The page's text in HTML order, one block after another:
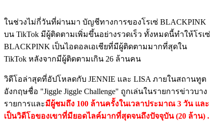
ในช่วงไม่กี่วันที่ผ่านมา บัญชีทางการของโรเซ่ BLACKPINK
บน TikTok มีผู้ติดตามเพิ่มขึ้นอย่างรวดเร็ว ทั้งหมดนี้ทำให้โรเซ่
BLACKPINK เป็นไอดอลเอเชียที่มีผู้ติดตามมากที่สุดใน
TikTok หลังจากมีผู้ติดตามเกิน 26 ล้านคน
วิดีโอล่าสุดที่อัปโหลดกับ JENNIE และ LISA ภายในสถานทูต
อังกฤษชื่อ "Jiggle Jiggle Challenge" ถูกเล่นในรายการข่าวบาง
รายการและมีผู้ชมถึง 100 ล้านครั้งในเวลาประมาณ 3 วัน และ
เป็นวิดีโอของเขาที่มียอดไลค์มากที่สุดจนถึงปัจจุบัน (20 ล้าน) .